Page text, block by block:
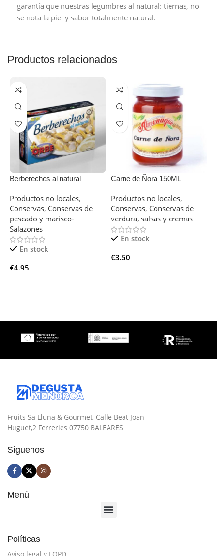
garantía que nuestras legumbres al natural: tiernas, no
se nota la piel y sabor totalmente natural.
Productos relacionados
Berberechos al natural
Productos no locales,
Conservas, Conservas de
pescado y marisco-
Salazones
En stock
€4.95
Carne de Ñora 150ML
Productos no locales,
Conservas, Conservas de
verdura, salsas y cremas
En stock
€3.50
Fruits Sa Lluna & Gourmet, Calle Beat Joan
Huguet,2 Ferreries 07750 BALEARES
Síguenos
Menú
Políticas
Aviso legal y LOPD